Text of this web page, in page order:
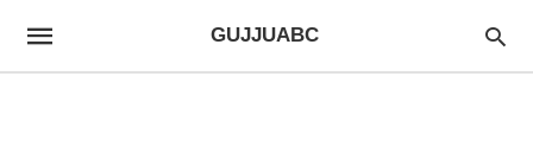
GUJJUABC